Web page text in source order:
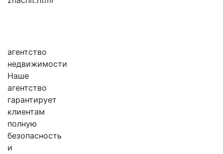
агентство
недвижимости
Наше
агентство
гарантирует
клиентам
полную
безопасность
и